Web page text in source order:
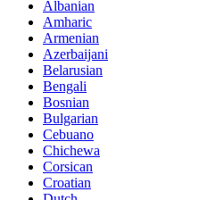
Albanian
Amharic
Armenian
Azerbaijani
Belarusian
Bengali
Bosnian
Bulgarian
Cebuano
Chichewa
Corsican
Croatian